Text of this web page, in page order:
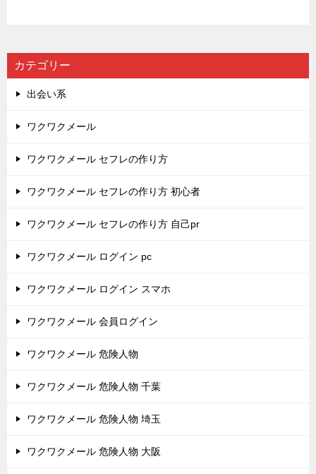
カテゴリー
出会い系
ワクワクメール
ワクワクメール セフレの作り方
ワクワクメール セフレの作り方 初心者
ワクワクメール セフレの作り方 自己pr
ワクワクメール ログイン pc
ワクワクメール ログイン スマホ
ワクワクメール 会員ログイン
ワクワクメール 危険人物
ワクワクメール 危険人物 千葉
ワクワクメール 危険人物 埼玉
ワクワクメール 危険人物 大阪